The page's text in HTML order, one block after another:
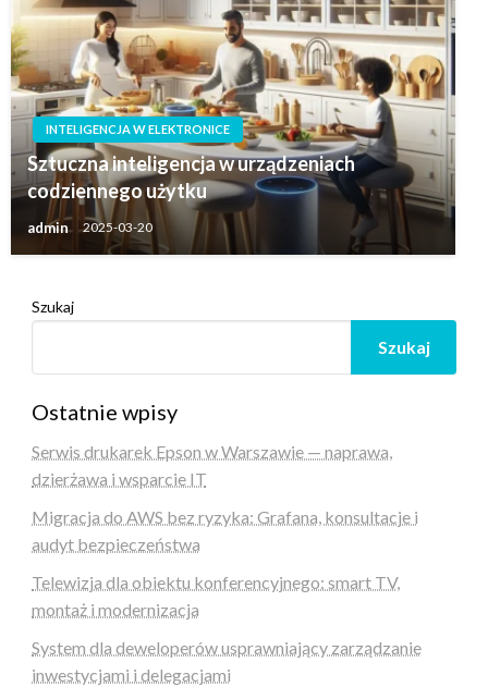
INTELIGENCJA W ELEKTRONICE
Sztuczna inteligencja w urządzeniach
codziennego użytku
admin 2025-03-20
Szukaj
Szukaj
Ostatnie wpisy
Serwis drukarek Epson w Warszawie — naprawa,
dzierżawa i wsparcie IT
Migracja do AWS bez ryzyka: Grafana, konsultacje i
audyt bezpieczeństwa
Telewizja dla obiektu konferencyjnego: smart TV,
montaż i modernizacja
System dla deweloperów usprawniający zarządzanie
inwestycjami i delegacjami